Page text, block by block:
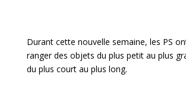
Durant cette nouvelle semaine, les PS
ranger des objets du plus petit au plus
du plus court au plus long.